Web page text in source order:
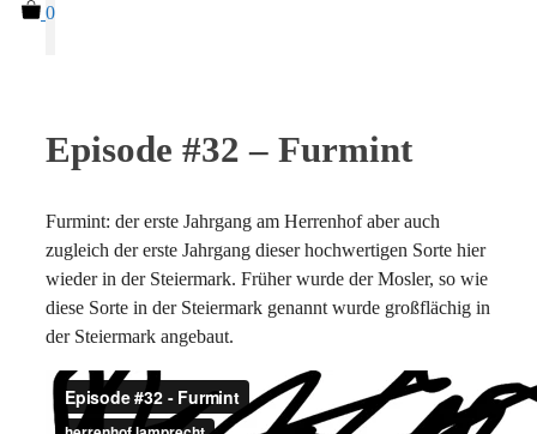
0
Episode #32 – Furmint
Furmint: der erste Jahrgang am Herrenhof aber auch
zugleich der erste Jahrgang dieser hochwertigen Sorte hier
wieder in der Steiermark. Früher wurde der Mosler, so wie
diese Sorte in der Steiermark genannt wurde großflächig in
der Steiermark angebaut.